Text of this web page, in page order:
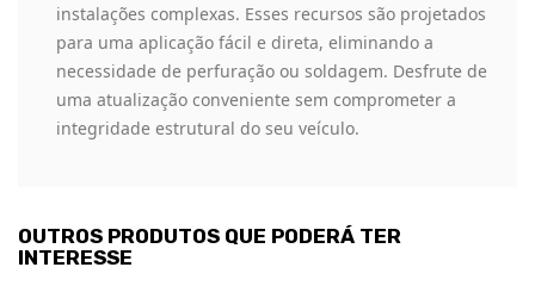
instalações complexas. Esses recursos são projetados
para uma aplicação fácil e direta, eliminando a
necessidade de perfuração ou soldagem. Desfrute de
uma atualização conveniente sem comprometer a
integridade estrutural do seu veículo.
OUTROS PRODUTOS QUE PODERÁ TER
INTERESSE